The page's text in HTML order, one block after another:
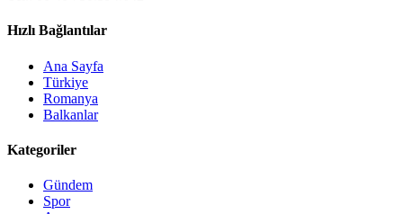
Hızlı Bağlantılar
Ana Sayfa
Türkiye
Romanya
Balkanlar
Kategoriler
Gündem
Spor